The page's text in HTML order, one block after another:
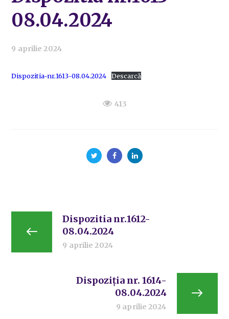
08.04.2024
9 aprilie 2024
Dispozitia-nr.1613-08.04.2024 Descarcă
413
Dispozitia nr.1612-
08.04.2024
9 aprilie 2024
Dispoziția nr. 1614-
08.04.2024
9 aprilie 2024